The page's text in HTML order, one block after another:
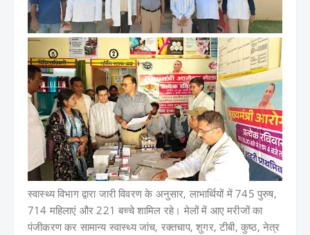
स्वास्थ्य विभाग द्वारा जारी विवरण के अनुसार, लाभार्थियों में 745 पुरुष,
714 महिलाएं और 221 बच्चे शामिल रहे। मेलों में आए मरीजों का
पंजीकरण कर सामान्य स्वास्थ्य जांच, रक्तचाप, शुगर, टीबी, कुष्ठ, नेत्र